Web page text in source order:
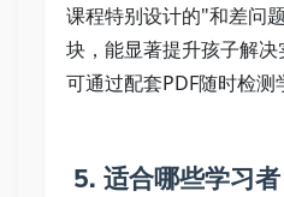
课程特别设计的"和差问
块，能显著提升孩子解
可通过配套PDF随时检测
5. 适合哪些学习